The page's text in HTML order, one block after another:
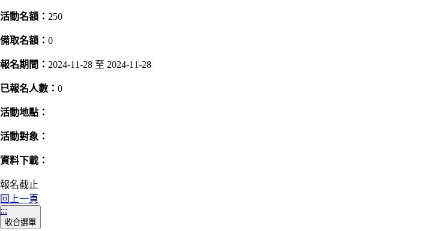
活動名額： 250
備取名額： 0
報名期間： 2024-11-28 至 2024-11-28
已報名人數： 0
活動地點：
活動對象：
資料下載：
報名截止
回上一頁
:::
收合選單